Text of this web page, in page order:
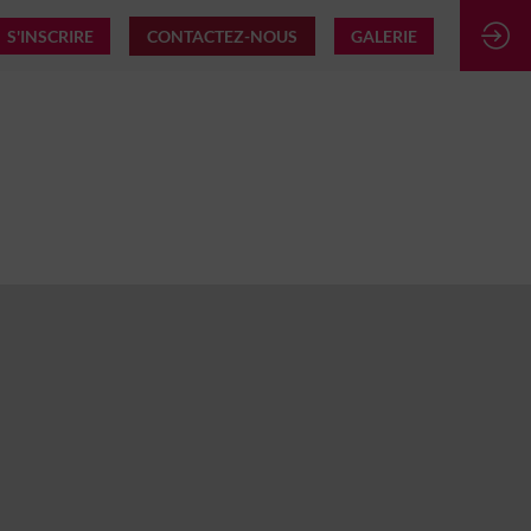
S'INSCRIRE CONTACTEZ-NOUS GALERIE